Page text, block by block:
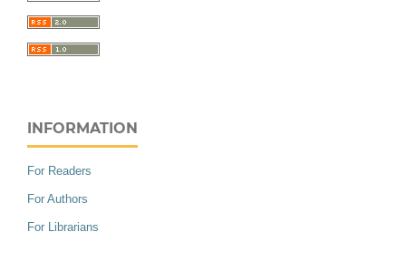
INFORMATION
For Readers
For Authors
For Librarians